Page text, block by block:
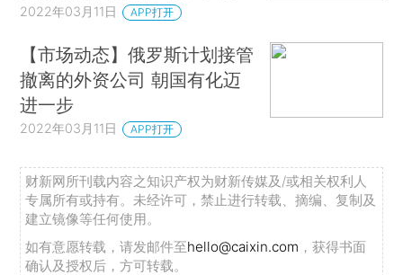
2022年03月11日 APP打开
【市场动态】俄罗斯计划接管
撤离的外资公司 朝国有化迈
进一步
2022年03月11日 APP打开
财新网所刊载内容之知识产权为财新传媒及/或相关权利人
专属所有或持有。未经许可，禁止进行转载、摘编、复制及
建立镜像等任何使用。
如有意愿转载，请发邮件至hello@caixin.com ，获得书面
确认及授权后，方可转载。